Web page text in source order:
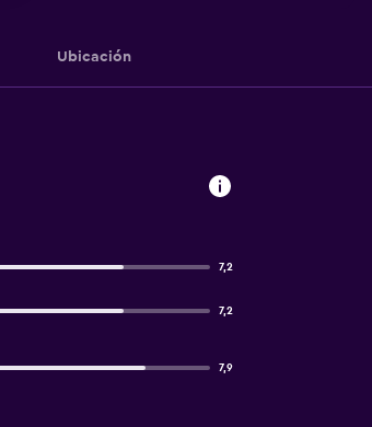
Ubicación
7,2
7,2
7,9